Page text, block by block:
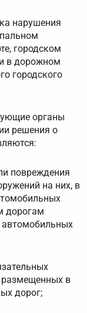
нарушения
городском
в дорожном
городского
органы
решения о
повреждения
на них, в
дорогам
автомобильных
размещенных в
дорог;